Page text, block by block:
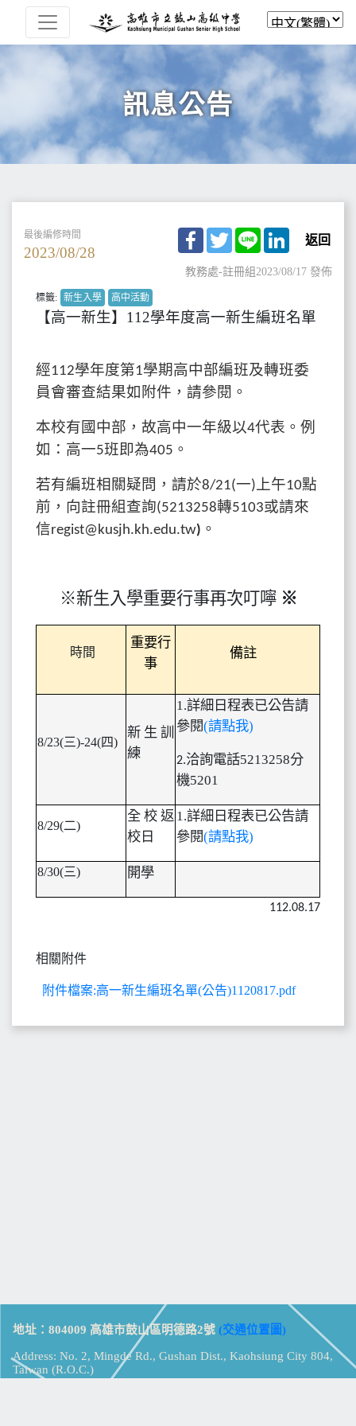
訊息公告
最後編修時間
2023/08/28
Facebook
TwitterLine LinkedIn
返回
教務處-註冊組2023/08/17 發佈
標籤: 新生入學 高中活動
【高一新生】112學年度高一新生編班名單
經112學年度第1學期高中部編班及轉班委
員會審查結果如附件，請參閱。
本校有國中部，故高中一年級以4代表。例
如：高一5班即為405。
若有編班相關疑問，請於8/21(一)上午10點
前，向註冊組查詢(5213258轉5103或請來
信regist@kusjh.kh.edu.tw) 。
※新生入學重要行事再次叮嚀※
時間
重要行
事
備註
8/23(三)-24(四)
新生訓
練
1.詳細日程表已公告請
參閱(請點我)
2.洽詢電話5213258分
機5201
8/29(二)
全校返
校日
1.詳細日程表已公告請
參閱(請點我)
8/30(三) 開學
112.08.17
相關附件
附件檔案:高一新生編班名單(公告)1120817.pdf
地址：804009 高雄市鼓山區明德路2號 (交通位置圖)
Address: No. 2, Mingde Rd., Gushan Dist., Kaohsiung City 804,
Taiwan (R.O.C.)